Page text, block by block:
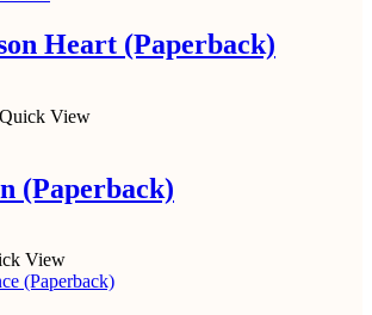
Heart (Paperback)
Quick View
(Paperback)
View